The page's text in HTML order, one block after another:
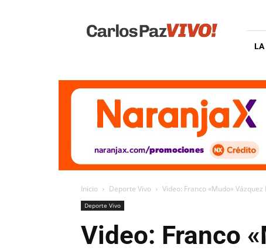
Vivo
LA
Inicio Deporte Vivo Video: Franco «Mudo»
Deporte Vivo
Video: Franco